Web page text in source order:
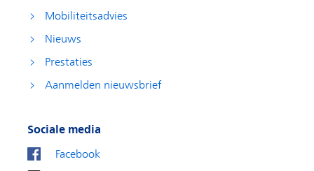
Mobiliteitsadvies
Nieuws
Prestaties
Aanmelden nieuwsbrief
Sociale media
Facebook